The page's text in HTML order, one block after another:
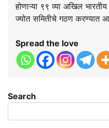
होणाऱ्या ९९ व्या अखिल
ज्योत समितीचे गठण
Spread the love
Search